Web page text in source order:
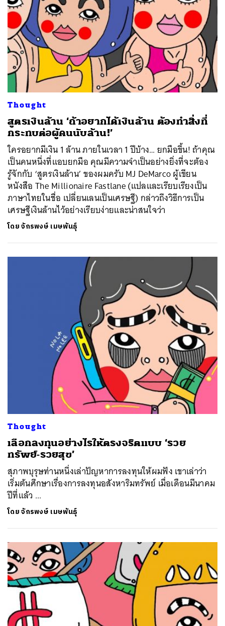
Thought
สูตรเงินล้าน ‘ถ้าอยากได้เงินล้าน ต้องทำสิ่งที่
กระทบต่อผู้คนนับล้าน!’
ใครอยากมีเงิน 1 ล้าน ภายในเวลา 1 ปีบ้าง… ยกมือขึ้น! ถ้าคุณ
เป็นคนหนึ่งที่แอบยกมือ คุณมีความจำเป็นอย่างยิ่งที่จะต้อง
รู้จักกับ ‘สูตรเงินล้าน’ ของผมครับ MJ DeMarco ผู้เขียน
หนังสือ The Millionaire Fastlane (แปลและเรียบเรียงเป็น
ภาษาไทยในชื่อ เปลี่ยนเลนเป็นเศรษฐี) กล่าวถึงวิธีการเป็น
เศรษฐีเงินล้านไว้อย่างเรียบง่ายและน่าสนใจว่า
โดยจักรพงษ์ เมษพันธุ์
Thought
เลือกลงทุนอย่างไรให้ตรงจริตแบบ ‘รวย
ทรัพย์-รวยสุข’
สุภาพบุรุษท่านหนึ่งเล่าปัญหาการลงทุนให้ผมฟัง เขาเล่าว่า
เริ่มต้นศึกษาเรื่องการลงทุนอสังหาริมทรัพย์ เมื่อเดือนมีนาคม
ปีที่แล้ว ...
โดยจักรพงษ์ เมษพันธุ์